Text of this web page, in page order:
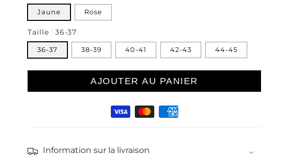
Jaune Rose
Taille 36-37
36-37 38-39 40-41 42-43 44-45
AJOUTER AU PANIER
Information sur la livraison